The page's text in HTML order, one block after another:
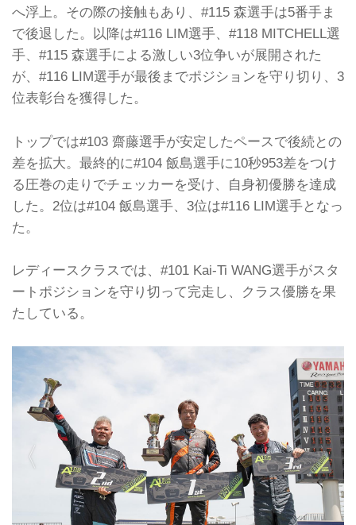
へ浮上。その際の接触もあり、#115 森選手は5番手ま
で後退した。以降は#116 LIM選手、#118 MITCHELL選
手、#115 森選手による激しい3位争いが展開された
が、#116 LIM選手が最後までポジションを守り切り、3
位表彰台を獲得した。
トップでは#103 齋藤選手が安定したペースで後続との
差を拡大。最終的に#104 飯島選手に10秒953差をつけ
る圧巻の走りでチェッカーを受け、自身初優勝を達成
した。2位は#104 飯島選手、3位は#116 LIM選手となっ
た。
レディースクラスでは、#101 Kai-Ti WANG選手がスタ
ートポジションを守り切って完走し、クラス優勝を果
たしている。